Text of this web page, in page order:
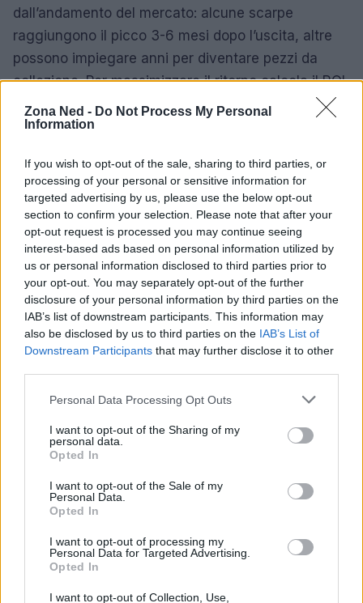
Zona Ned - Do Not Process My Personal
Information
If you wish to opt-out of the sale, sharing to third parties, or
processing of your personal or sensitive information for
targeted advertising by us, please use the below opt-out
section to confirm your selection. Please note that after your
opt-out request is processed you may continue seeing
interest-based ads based on personal information utilized by
us or personal information disclosed to third parties prior to
your opt-out. You may separately opt-out of the further
disclosure of your personal information by third parties on the
IAB’s list of downstream participants. This information may
also be disclosed by us to third parties on the IAB’s List of
Downstream Participants that may further disclose it to other
Please note that this website/app uses one or more Google
not limited to your visit or usage behaviour. You may click to
grant or deny consent to Google and its third-party tags to
use your data for below specified purposes in below Google
consent section.
Personal Data Processing Opt Outs
I want to opt-out of the Sharing of my
personal data.
Opted In
I want to opt-out of the Sale of my
Personal Data.
Opted In
I want to opt-out of processing my
Personal Data for Targeted Advertising.
Opted In
I want to opt-out of Collection, Use,
dall’andamento del mercato: alcune scarpe
raggiungono il picco 3-6 mesi dopo l’uscita, altre
possono impiegare anni per diventare pezzi da
collezione. Per massimizzare il ritorno calcola il ROI
tenendo conto di commissioni, tasse e costi di
stoccaggio, e scegli piattaforme certificate per
nella scatola) quando possibile: la condizione è
determinante per i prezzi più alti.
Entrare nella community
Partecipare a forum, gruppi social e eventi dedicati
accelera l’apprendimento e apre opportunità di
scambio. Segui fonti autorevoli come giornali di
settore, canali di news e influencer riconosciuti per
restare aggiornato suidrope sulle collaborazioni di
solo arricchisce la conoscenza, ma può anche
aiutarti a scovare offerte e modelli rari prima che
diventino troppo costosi.
In sintesi, collezionare sneaker è un percorso che
combina gusto, strategia e cura: definisci il tuo
modelli coerenti con il tuo stile e proteggi i tuoi
acquisti con pratiche di autenticazione e